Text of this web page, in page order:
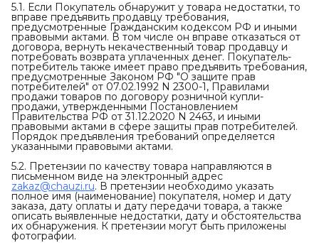
5.1. Если Покупатель обнаружит у товара недостатки, то
вправе предъявить продавцу требования,
предусмотренные Гражданским кодексом РФ и иными
правовыми актами. В том числе он вправе отказаться от
договора, вернуть некачественный товар продавцу и
потребовать возврата уплаченных денег. Покупатель-
потребитель также имеет право предъявить требования,
предусмотренные Законом РФ "О защите прав
потребителей" от 07.02.1992 N 2300-1, Правилами
продажи товаров по договору розничной купли-
продажи, утвержденными Постановлением
Правительства РФ от 31.12.2020 N 2463, и иными
правовыми актами в сфере защиты прав потребителей.
Порядок предъявления требований определяется
указанными правовыми актами.
5.2. Претензии по качеству товара направляются в
письменном виде на электронный адрес
zakaz@chauzi.ru. В претензии необходимо указать
полное имя (наименование) покупателя, номер и дату
заказа, дату оплаты и дату передачи товара, а также
описать выявленные недостатки, дату и обстоятельства
их обнаружения. К претензии могут быть приложены
фотографии.